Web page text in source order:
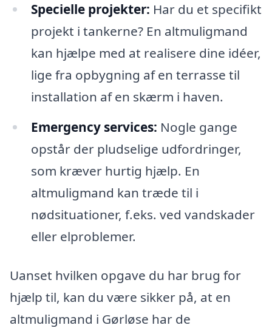
Specielle projekter: Har du et specifikt
projekt i tankerne? En altmuligmand
kan hjælpe med at realisere dine idéer,
lige fra opbygning af en terrasse til
installation af en skærm i haven.
Emergency services: Nogle gange
opstår der pludselige udfordringer,
som kræver hurtig hjælp. En
altmuligmand kan træde til i
nødsituationer, f.eks. ved vandskader
eller elproblemer.
Uanset hvilken opgave du har brug for
hjælp til, kan du være sikker på, at en
altmuligmand i Gørløse har de